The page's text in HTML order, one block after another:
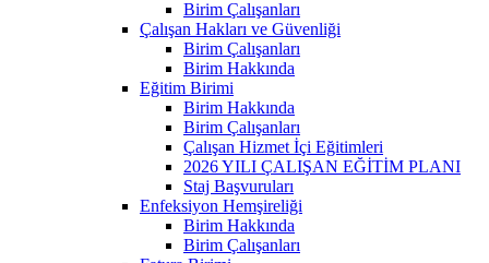
Birim Çalışanları
Çalışan Hakları ve Güvenliği
Birim Çalışanları
Birim Hakkında
Eğitim Birimi
Birim Hakkında
Birim Çalışanları
Çalışan Hizmet İçi Eğitimleri
2026 YILI ÇALIŞAN EĞİTİM PLANI
Staj Başvuruları
Enfeksiyon Hemşireliği
Birim Hakkında
Birim Çalışanları